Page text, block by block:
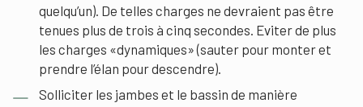
quelqu’un). De telles charges ne devraient pas être
tenues plus de trois à cinq secondes. Eviter de plus
les charges «dynamiques» (sauter pour monter et
prendre l’élan pour descendre).
Solliciter les jambes et le bassin de manière